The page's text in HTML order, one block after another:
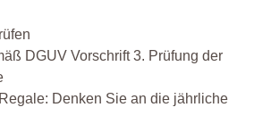
DGUV Vorschrift 3. Prüfung der
Denken Sie an die jährliche